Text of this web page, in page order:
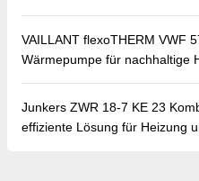
VAILLANT flexoTHERM VWF
Wärmepumpe für nachhaltige
Junkers ZWR 18-7 KE 23
effiziente Lösung für Heizung